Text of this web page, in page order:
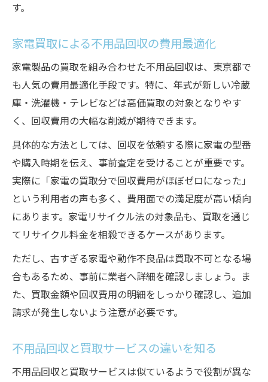
す。
家電買取による不用品回収の費用最適化
家電製品の買取を組み合わせた不用品回収は、東京都で
も人気の費用最適化手段です。特に、年式が新しい冷蔵
庫・洗濯機・テレビなどは高価買取の対象となりやす
く、回収費用の大幅な削減が期待できます。
具体的な方法としては、回収を依頼する際に家電の型番
や購入時期を伝え、事前査定を受けることが重要です。
実際に「家電の買取分で回収費用がほぼゼロになった」
という利用者の声も多く、費用面での満足度が高い傾向
にあります。家電リサイクル法の対象品も、買取を通じ
てリサイクル料金を相殺できるケースがあります。
ただし、古すぎる家電や動作不良品は買取不可となる場
合もあるため、事前に業者へ詳細を確認しましょう。ま
た、買取金額や回収費用の明細をしっかり確認し、追加
請求が発生しないよう注意が必要です。
不用品回収と買取サービスの違いを知る
不用品回収と買取サービスは似ているようで役割が異な